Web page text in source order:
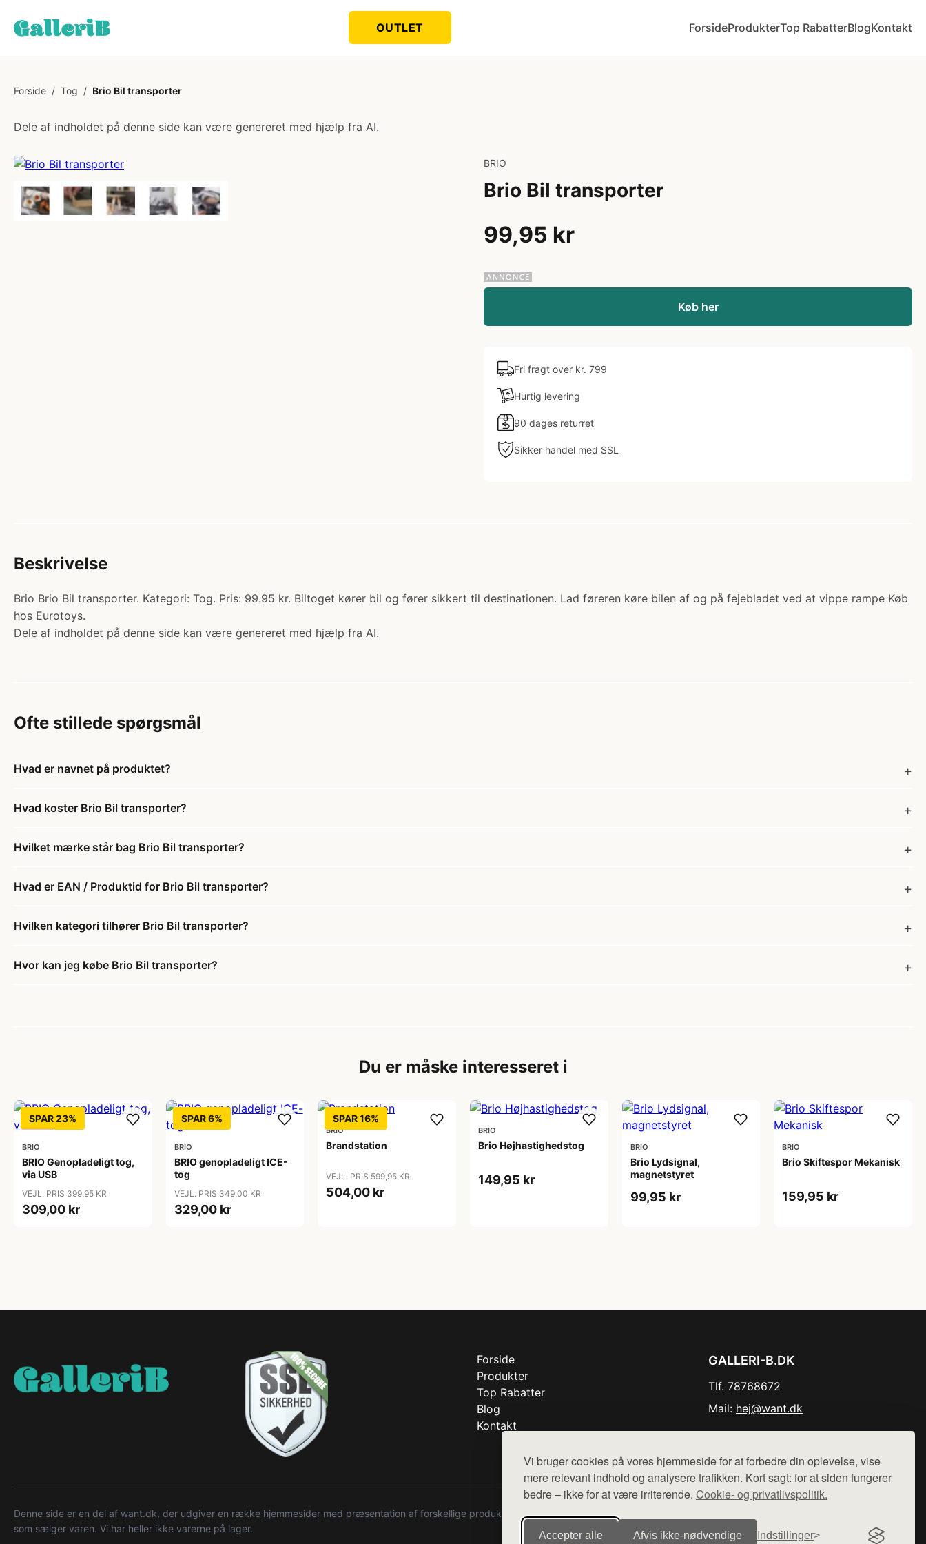
Vi bruger cookies på vores hjemmeside for at forbedre din oplevelse, vise
mere relevant indhold og analysere trafikken. Kort sagt: for at siden fungerer
bedre – ikke for at være irriterende. Cookie- og privatlivspolitik.
Accepter alle Afvis ikke‑nødvendige Indstillinger
OUTLET ForsideProdukterTop RabatterBlogKontakt
Forside / Tog / Brio Bil transporter
Dele af indholdet på denne side kan være genereret med hjælp fra AI.
BRIO
Brio Bil transporter
99,95 kr
Køb her
Fri fragt over kr. 799
Hurtig levering
90 dages returret
Sikker handel med SSL
Beskrivelse
Brio Brio Bil transporter. Kategori: Tog. Pris: 99.95 kr. Biltoget kører bil og fører sikkert til destinationen. Lad føreren køre bilen af og på fejebladet ved at vippe rampe Køb
hos Eurotoys.
Dele af indholdet på denne side kan være genereret med hjælp fra AI.
Ofte stillede spørgsmål
Hvad er navnet på produktet?
Hvad koster Brio Bil transporter?
Hvilket mærke står bag Brio Bil transporter?
Hvad er EAN / Produktid for Brio Bil transporter?
Hvilken kategori tilhører Brio Bil transporter?
Hvor kan jeg købe Brio Bil transporter?
Du er måske interesseret i
SPAR 23%
BRIO
BRIO Genopladeligt tog,
via USB
VEJL. PRIS 399,95 KR
309,00 kr
SPAR 6%
BRIO
BRIO genopladeligt ICE-
tog
VEJL. PRIS 349,00 KR
329,00 kr
SPAR 16%
BRIO
Brandstation
VEJL. PRIS 599,95 KR
504,00 kr
BRIO
Brio Højhastighedstog
149,95 kr
BRIO
Brio Lydsignal,
magnetstyret
99,95 kr
BRIO
Brio Skiftespor Mekanisk
159,95 kr
Forside
Produkter
Top Rabatter
Blog
Kontakt
GALLERI-B.DK
Tlf. 78768672
Mail: hej@want.dk
Denne side er en del af want.dk, der udgiver en række hjemmesider med præsentation af forskellige produkter fra diverse webshops. Der sælges ikke varer fra denne side - vi henviser til de shops,
som sælger varen. Vi har heller ikke varerne på lager.